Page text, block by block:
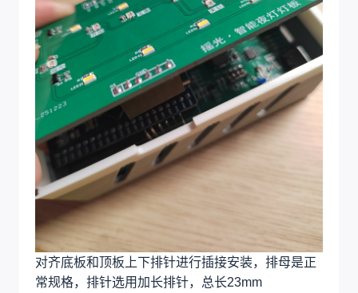
对齐底板和顶板上下排针进行插接安装，排母是正
常规格，排针选用加长排针，总长23mm